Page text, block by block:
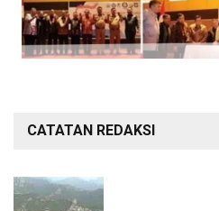
CATATAN REDAKSI